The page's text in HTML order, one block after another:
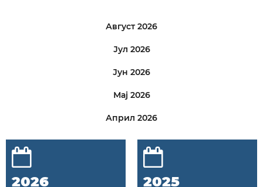
Август 2026
Јул 2026
Јун 2026
Мај 2026
Април 2026
2026 2025